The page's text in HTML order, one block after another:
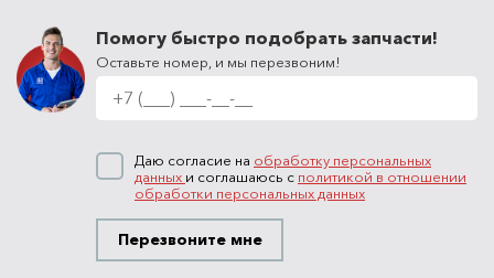
Помогу быстро подобрать запчасти!
Оставьте номер, и мы перезвоним!
Даю согласие на обработку персональных
данных и соглашаюсь с политикой в отношении
обработки персональных данных
Перезвоните мне